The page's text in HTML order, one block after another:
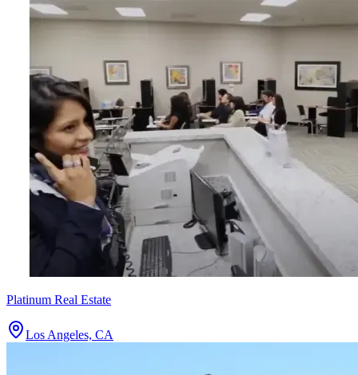
Platinum Real Estate
Los Angeles, CA